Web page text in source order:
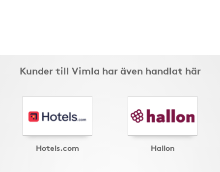
Kunder till Vimla har även handlat här
Hotels.com Hallon